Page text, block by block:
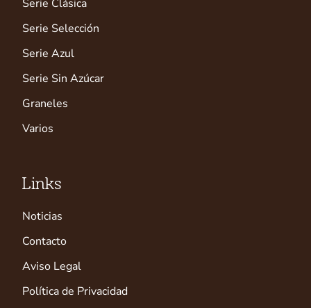
Serie Clásica
Serie Selección
Serie Azul
Serie Sin Azúcar
Graneles
Varios
Links
Noticias
Contacto
Aviso Legal
Política de Privacidad